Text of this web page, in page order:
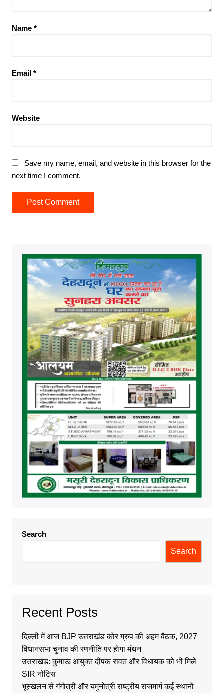
Name *
Email *
Website
Save my name, email, and website in this browser for the
next time I comment.
Search
Search
Recent Posts
दिल्ली में आज BJP उत्तराखंड कोर ग्रुप की अहम बैठक, 2027
विधानसभा चुनाव की रणनीति पर होगा मंथन
उत्तराखंड: कुमाऊं आयुक्त दीपक रावत और विधायक को भी मिले
SIR नोटिस
भूस्खलन से गंगोत्री और यमुनोत्री राष्ट्रीय राजमार्ग कई स्थानों